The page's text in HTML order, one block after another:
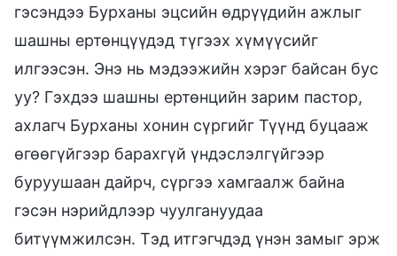
гэсэндээ Бурханы эцсийн өдрүүдийн ажлыг
шашны ертөнцүүдэд түгээх хүмүүсийг
илгээсэн. Энэ нь мэдээжийн хэрэг байсан бус
уу? Гэхдээ шашны ертөнцийн зарим пастор,
ахлагч Бурханы хонин сүргийг Түүнд буцааж
өгөөгүйгээр барахгүй үндэслэлгүйгээр
буруушаан дайрч, сүргээ хамгаалж байна
гэсэн нэрийдлээр чуулгануудаа
битүүмжилсэн. Тэд итгэгчдэд үнэн замыг эрж